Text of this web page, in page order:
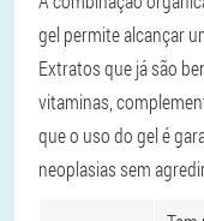
gel permite alcançar
Extratos que já são
vitaminas,
que o uso do gel é
neoplasias sem